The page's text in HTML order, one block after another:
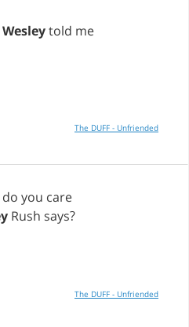
Wesleytold me
The DUFF - Unfriended
do you care
Rush says?
The DUFF - Unfriended